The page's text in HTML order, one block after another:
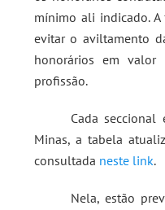
mínimo ali indicado.
evitar o aviltamento
honorários em valor
profissão.
Cada
Minas, a tabela
consultada neste link.
Nela, estão